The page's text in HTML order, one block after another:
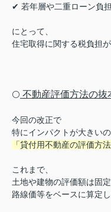
✔ 若年層や二重ローン負
にとって、
住宅取得に関する税負担が
⚪️ 不動産評価方法の抜
今回の改正で
特にインパクトが大きい
「貸付用不動産の評価方
これまで、
土地や建物の評価額は固
路線価等をベースに算定し